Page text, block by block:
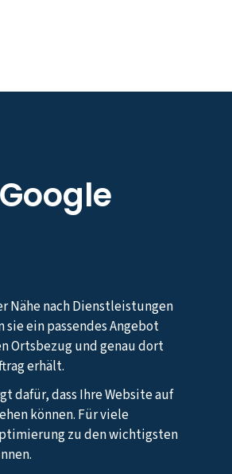
Nähe nach Dienstleistungen
ein passendes Angebot
Ortsbezug und genau dort
erhält.
dafür, dass Ihre Website auf
können. Für viele
zu den wichtigsten